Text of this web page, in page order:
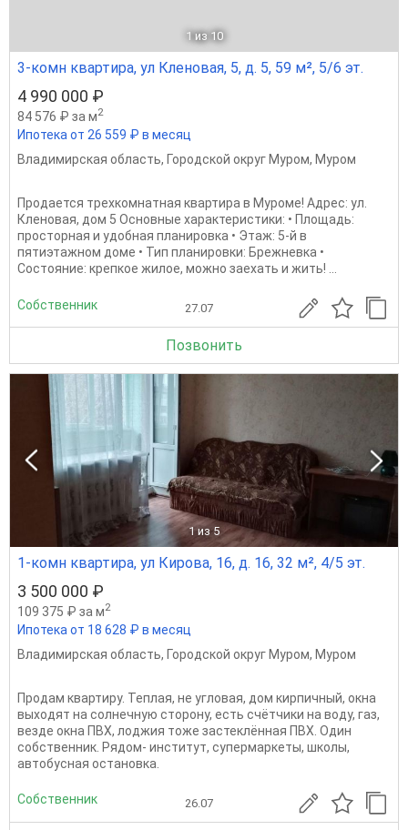
1 из 10
3-комн квартира, ул Кленовая, 5, д. 5, 59 м², 5/6 эт.
4 990 000 ₽
84 576 ₽ за м2
Ипотека от 26 559 ₽ в месяц
Владимирская область, Городской округ Муром, Муром
Продается трехкомнатная квартира в Муроме! Адрес: ул.
Кленовая, дом 5 Основные характеристики: • Площадь:
просторная и удобная планировка • Этаж: 5-й в
пятиэтажном доме • Тип планировки: Брежневка •
Состояние: крепкое жилое, можно заехать и жить! ...
Собственник 27.07
Позвонить
1 из 5
1-комн квартира, ул Кирова, 16, д. 16, 32 м², 4/5 эт.
3 500 000 ₽
109 375 ₽ за м2
Ипотека от 18 628 ₽ в месяц
Владимирская область, Городской округ Муром, Муром
Продам квартиру. Теплая, не угловая, дом кирпичный, окна
выходят на солнечную сторону, есть счётчики на воду, газ,
везде окна ПВХ, лоджия тоже застеклённая ПВХ. Один
собственник. Рядом- институт, супермаркеты, школы,
автобусная остановка.
Собственник 26.07